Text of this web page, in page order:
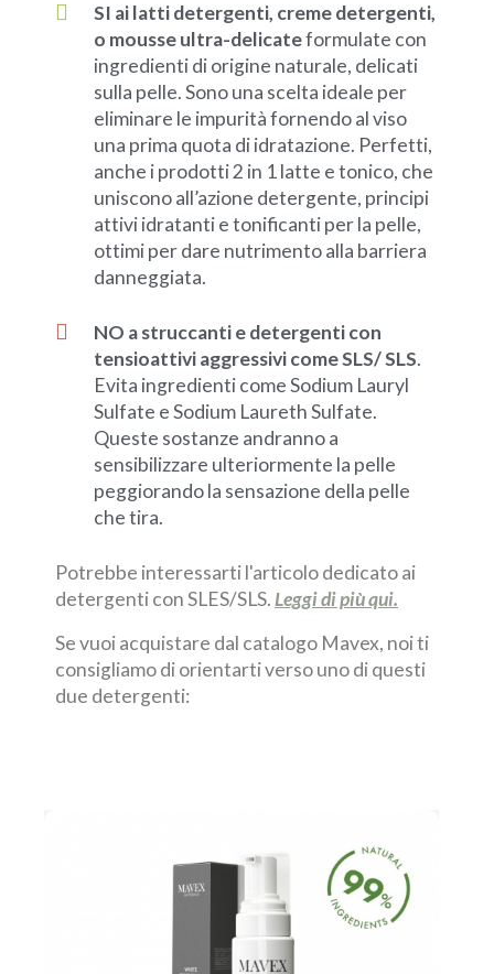
SI ai latti detergenti, creme detergenti,
o mousse ultra-delicateformulate con
ingredienti di origine naturale, delicati
sulla pelle. Sono una scelta ideale per
eliminare le impurità fornendo al viso
una prima quota di idratazione. Perfetti,
anche i prodotti 2 in 1 latte e tonico, che
uniscono all’azione detergente, principi
attivi idratanti e tonificanti per la pelle,
ottimi per dare nutrimento alla barriera
danneggiata.
NO a struccanti e detergenti con
tensioattivi aggressivi come SLS/ SLS.
Evita ingredienti come Sodium Lauryl
Sulfate e Sodium Laureth Sulfate.
Queste sostanze andranno a
sensibilizzare ulteriormente la pelle
peggiorando la sensazione della pelle
che tira.
Potrebbe interessarti l'articolo dedicato ai
detergenti con SLES/SLS.Leggi di più qui.
Se vuoi acquistare dal catalogo Mavex, noi ti
consigliamo di orientarti verso uno di questi
due detergenti: